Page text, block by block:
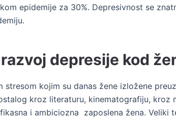
epidemije za 30%. Depresivnost se
depresije kod
stresom kojim su danas žene izložene
kroz literaturu, kinematografiju,
i ambiciozna zaposlena žena.